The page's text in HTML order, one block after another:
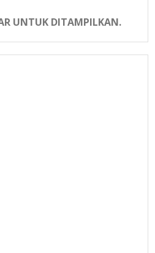
UNTUK DITAMPILKAN.